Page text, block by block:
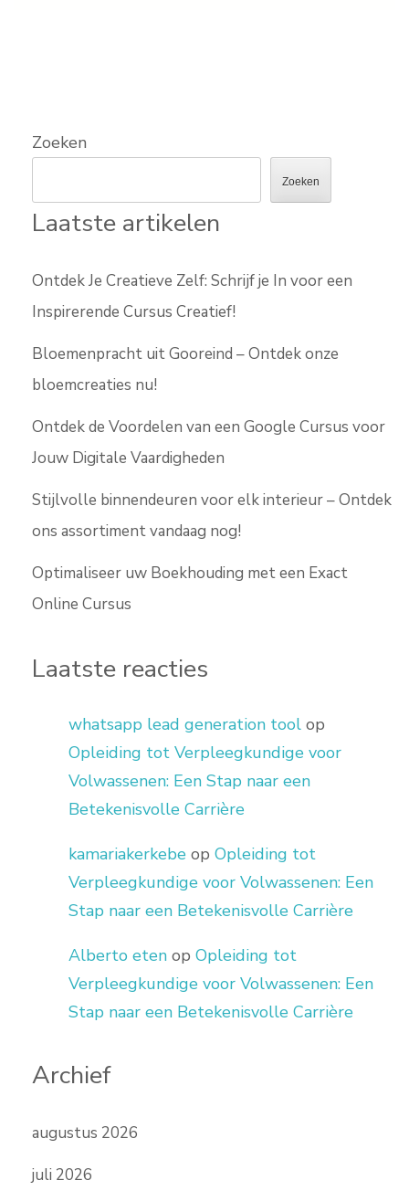
Zoeken
Zoeken
Laatste artikelen
Ontdek Je Creatieve Zelf: Schrijf je In voor een
Inspirerende Cursus Creatief!
Bloemenpracht uit Gooreind – Ontdek onze
bloemcreaties nu!
Ontdek de Voordelen van een Google Cursus voor
Jouw Digitale Vaardigheden
Stijlvolle binnendeuren voor elk interieur – Ontdek
ons assortiment vandaag nog!
Optimaliseer uw Boekhouding met een Exact
Online Cursus
Laatste reacties
whatsapp lead generation tool op
Opleiding tot Verpleegkundige voor
Volwassenen: Een Stap naar een
Betekenisvolle Carrière
kamariakerkebe op Opleiding tot
Verpleegkundige voor Volwassenen: Een
Stap naar een Betekenisvolle Carrière
Alberto eten op Opleiding tot
Verpleegkundige voor Volwassenen: Een
Stap naar een Betekenisvolle Carrière
Archief
augustus 2026
juli 2026